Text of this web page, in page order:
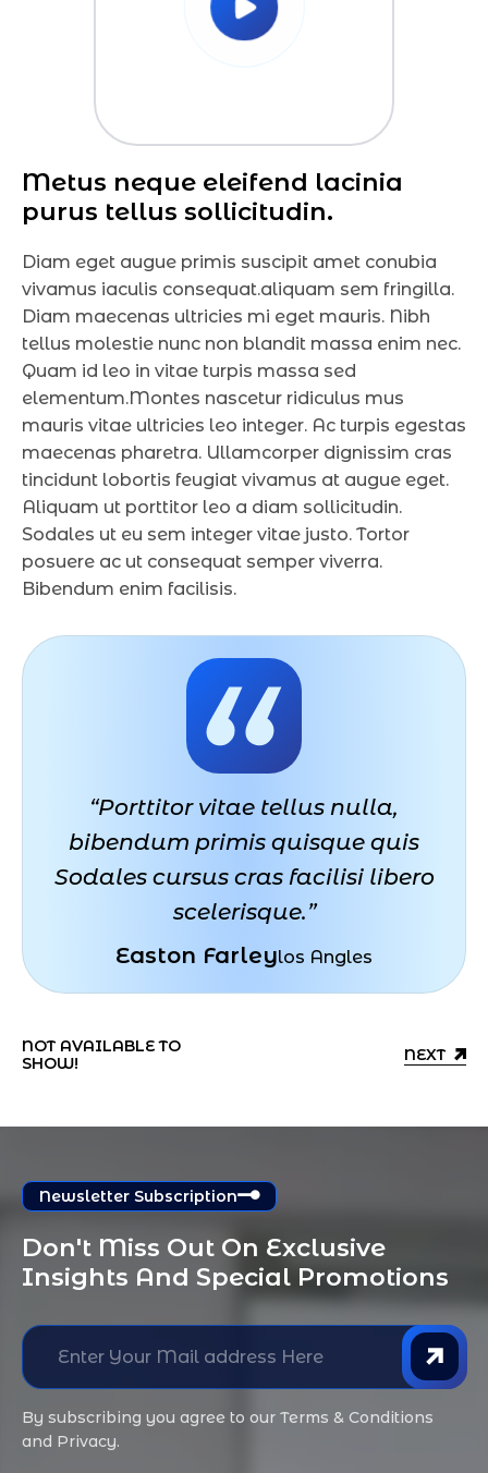
Metus neque eleifend lacinia
purus tellus sollicitudin.
Diam eget augue primis suscipit amet conubia
vivamus iaculis consequat.aliquam sem fringilla.
Diam maecenas ultricies mi eget mauris. Nibh
tellus molestie nunc non blandit massa enim nec.
Quam id leo in vitae turpis massa sed
elementum.Montes nascetur ridiculus mus
mauris vitae ultricies leo integer. Ac turpis egestas
maecenas pharetra. Ullamcorper dignissim cras
tincidunt lobortis feugiat vivamus at augue eget.
Aliquam ut porttitor leo a diam sollicitudin.
Sodales ut eu sem integer vitae justo. Tortor
posuere ac ut consequat semper viverra.
Bibendum enim facilisis.
“Porttitor vitae tellus nulla,
bibendum primis quisque quis
Sodales cursus cras facilisi libero
scelerisque.”
Easton Farleylos Angles
NOT AVAILABLE TO
SHOW!
NEXT
Newsletter Subscription
Don't Miss Out On Exclusive
Insights And Special Promotions
By subscribing you agree to our Terms & Conditions
and Privacy.